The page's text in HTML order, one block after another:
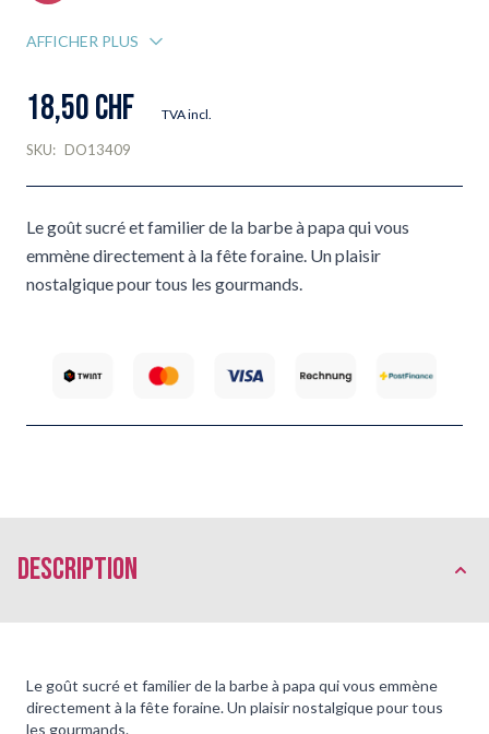
AFFICHER PLUS
18,50 CHF TVA incl.
SKU: DO13409
Le goût sucré et familier de la barbe à papa qui vous
emmène directement à la fête foraine. Un plaisir
nostalgique pour tous les gourmands.
Description
Le goût sucré et familier de la barbe à papa qui vous emmène
directement à la fête foraine. Un plaisir nostalgique pour tous
les gourmands.